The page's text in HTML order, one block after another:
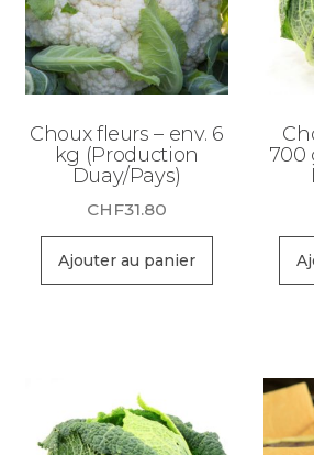
Choux fleurs – env. 6
kg (Production
Duay/Pays)
CHF31.80
Ajouter au panier
700